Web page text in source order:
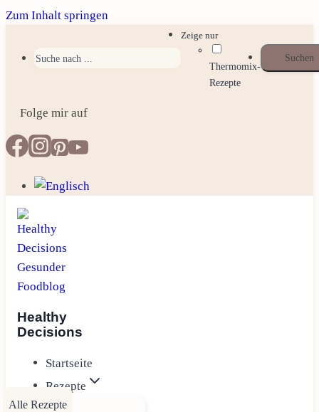
Zum Inhalt springen
Zeige nur
Thermomix-
Rezepte
Folge mir auf
Healthy
Decisions
Startseite
Rezepte
Alle Rezepte